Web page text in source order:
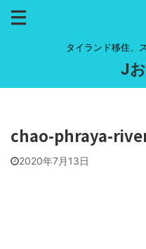
タイランド移住、
J
chao-phraya-
2020年7月13日